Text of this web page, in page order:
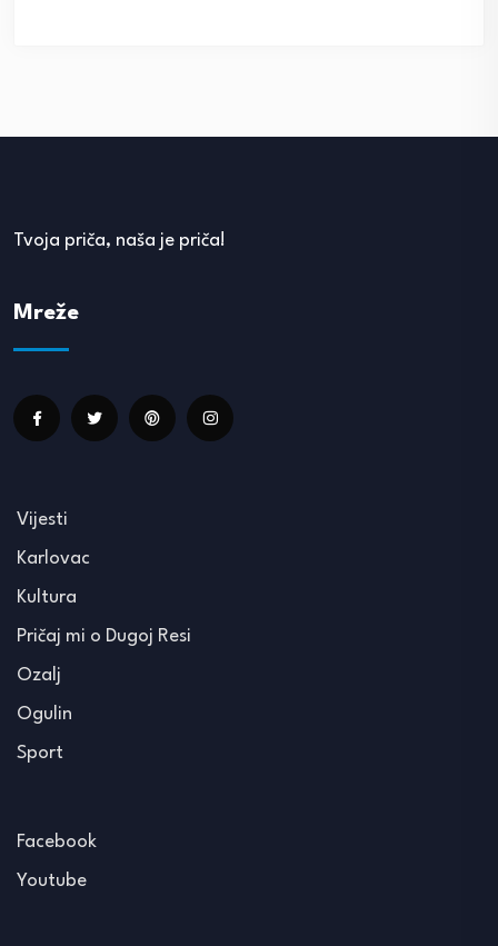
Tvoja priča, naša je priča!
Mreže
Vijesti
Karlovac
Kultura
Pričaj mi o Dugoj Resi
Ozalj
Ogulin
Sport
Facebook
Youtube